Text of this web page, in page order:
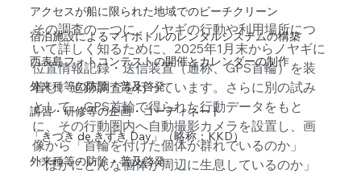
アクセスが船に限られた地域でのビーチクリーン
宿泊施設によるマイボトルのレンタルシステムの構築
西表島フォトコンテストの開催とカレンダーの制作
外来種等の防除・普及啓発
講習・研修等の企画・コーディネート
「きづき de きずき Day」（略称：KKD）
外来種等の防除・普及啓発
その調査の一つに、ノヤギの行動や利用場所につ
いて詳しく知るために、2025年1月末からノヤギに
位置情報記録・送信装置（通称、GPS首輪）を装
着し、追跡調査を行っています。さらに別の試み
として、GPS首輪で得られた行動データをもと
に、その行動圏内へ自動撮影カメラを設置し、画
像から「首輪を付けた個体が群れでいるのか」
「ほかにどんな個体が周辺に生息しているのか」